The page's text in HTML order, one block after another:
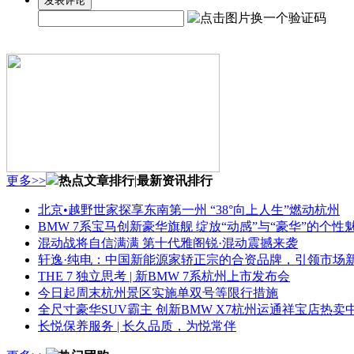
更多>> 热点文章排行|最新资讯排行
北京•越野世家探享东南第一州 “38°向上人生”燃动杭州
BMW 7系宝马创新豪华旗舰 绽放“动感”与“豪华”的个性
混动战将自信满满 第十代雅阁锐·混动震撼来袭
轩逸·纯电：中国新能源家轿正宗的合资品牌，引领市场
THE 7 独立思考 | 新BMW 7系杭州上市发布会
今日起周末杭州景区实施单双号等限行措施
全尺寸豪华SUV霸主 创新BMW X7杭州运通祥宝店热卖
长悦保养服务 | 长久品质，为悦常伴